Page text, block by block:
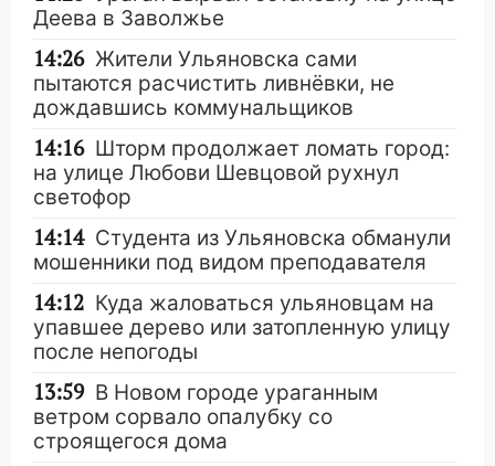
Деева в Заволжье
14:26 Жители Ульяновска сами
пытаются расчистить ливнёвки, не
дождавшись коммунальщиков
14:16 Шторм продолжает ломать город:
на улице Любови Шевцовой рухнул
светофор
14:14 Студента из Ульяновска обманули
мошенники под видом преподавателя
14:12 Куда жаловаться ульяновцам на
упавшее дерево или затопленную улицу
после непогоды
13:59 В Новом городе ураганным
ветром сорвало опалубку со
строящегося дома